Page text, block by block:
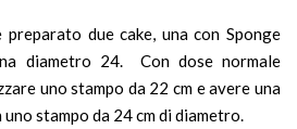
due cake, una con Sponge
diametro 24. Con dose normale
uno stampo da 22 cm e avere una
stampo da 24 cm di diametro.